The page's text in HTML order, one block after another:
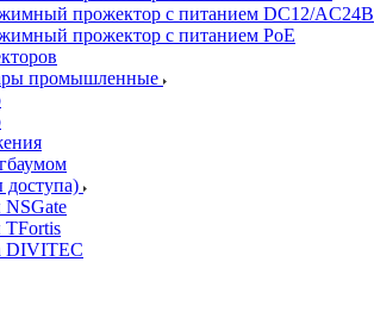
прожектор с питанием DC12/AC24В
прожектор с питанием PoE
промышленные
TFortis
DIVITEC